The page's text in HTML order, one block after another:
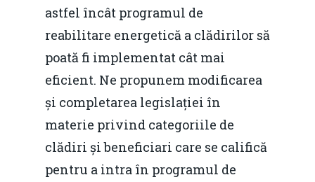
astfel încât programul de
reabilitare energetică a clădirilor să
poată fi implementat cât mai
eficient. Ne propunem modificarea
și completarea legislației în
materie privind categoriile de
clădiri și beneficiari care se califică
pentru a intra în programul de